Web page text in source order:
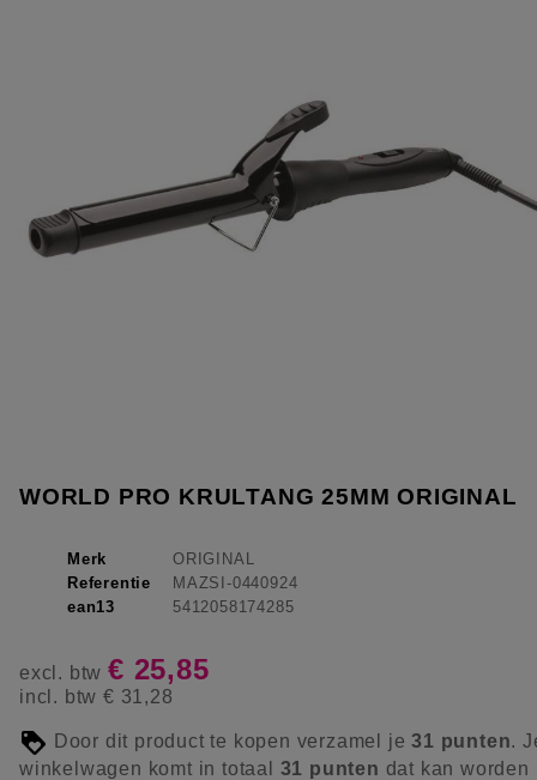
WORLD PRO KRULTANG 25MM ORIGINAL
Merk
ORIGINAL
Referentie
MAZSI-0440924
ean13
5412058174285
excl. btw € 25,85
incl. btw € 31,28
Door dit product te kopen verzamel je31 punten.
winkelwagen komt in totaal 31 punten dat kan worden